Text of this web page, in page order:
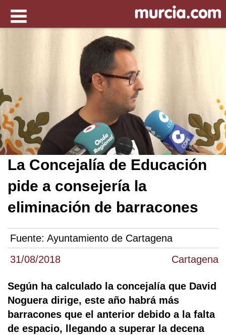
31/08/2018 Cartagena
La Concejalía de Educación
pide a consejería la
eliminación de barracones
Fuente: Ayuntamiento de Cartagena
Según ha calculado la concejalía que David
Noguera dirige, este año habrá más
barracones que el anterior debido a la falta
de espacio, llegando a superar la decena